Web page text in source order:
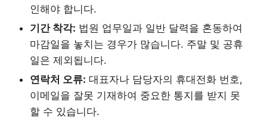
인해야 합니다.
기간 착각: 법원 업무일과 일반 달력을 혼동하여
마감일을 놓치는 경우가 많습니다. 주말 및 공휴
일은 제외됩니다.
연락처 오류: 대표자나 담당자의 휴대전화 번호,
이메일을 잘못 기재하여 중요한 통지를 받지 못
할 수 있습니다.